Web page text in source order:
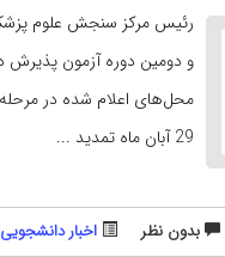
رئیس مرکز سنجش علوم
و دومین دوره آزمون پذیرش
29 آبان ماه تمدید ...
بدون نظر اخبار دانشجویی